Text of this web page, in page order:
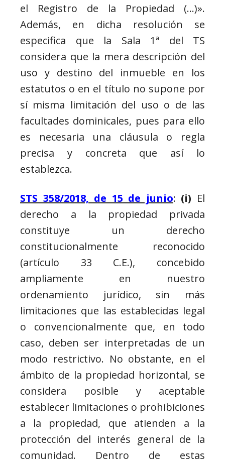
el Registro de la Propiedad (…)».
Además, en dicha resolución se
especifica que la Sala 1ª del TS
considera que la mera descripción del
uso y destino del inmueble en los
estatutos o en el título no supone por
sí misma limitación del uso o de las
facultades dominicales, pues para ello
es necesaria una cláusula o regla
precisa y concreta que así lo
establezca.
STS 358/2018, de 15 de junio: (i) El
derecho a la propiedad privada
constituye un derecho
constitucionalmente reconocido
(artículo 33 C.E.), concebido
ampliamente en nuestro
ordenamiento jurídico, sin más
limitaciones que las establecidas legal
o convencionalmente que, en todo
caso, deben ser interpretadas de un
modo restrictivo. No obstante, en el
ámbito de la propiedad horizontal, se
considera posible y aceptable
establecer limitaciones o prohibiciones
a la propiedad, que atienden a la
protección del interés general de la
comunidad. Dentro de estas